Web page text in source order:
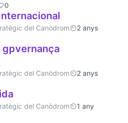
0
del Canòdrom
2 anys
gpvernança
del Canòdrom
2 anys
del Canòdrom
1 any